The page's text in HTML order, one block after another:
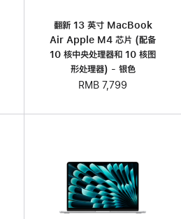
翻新 13 英寸 MacBook
Air Apple M4 芯片 (配备
10 核中央处理器和 10 核图
形处理器) - 银色
RMB 7,799